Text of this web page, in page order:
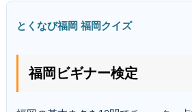
とくなび福岡 福岡クイズ
福岡ビギナー検定